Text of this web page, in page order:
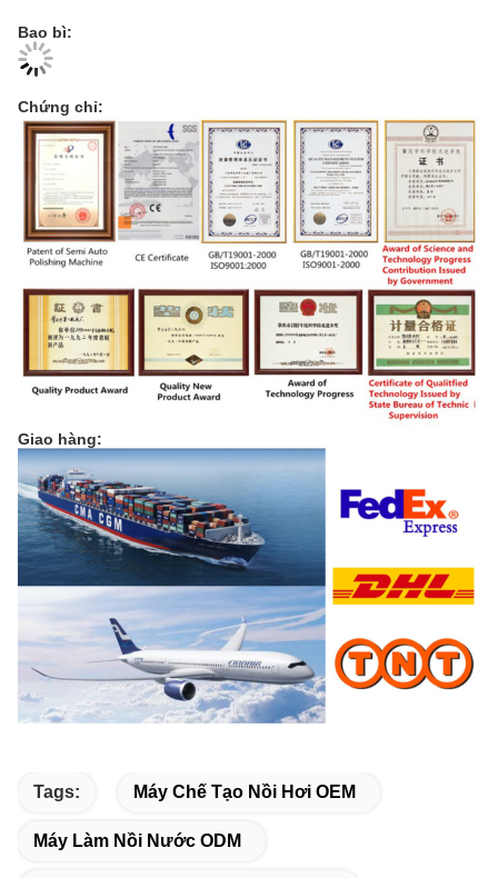
Bao bì:
Chứng chỉ:
Giao hàng:
Tags: Máy Chế Tạo Nồi Hơi OEM
Máy Làm Nồi Nước ODM